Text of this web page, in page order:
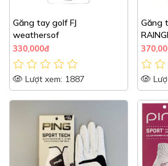
Găng tay golf FJ
weathersof
330,000đ
Lượt xem: 1887
Găng